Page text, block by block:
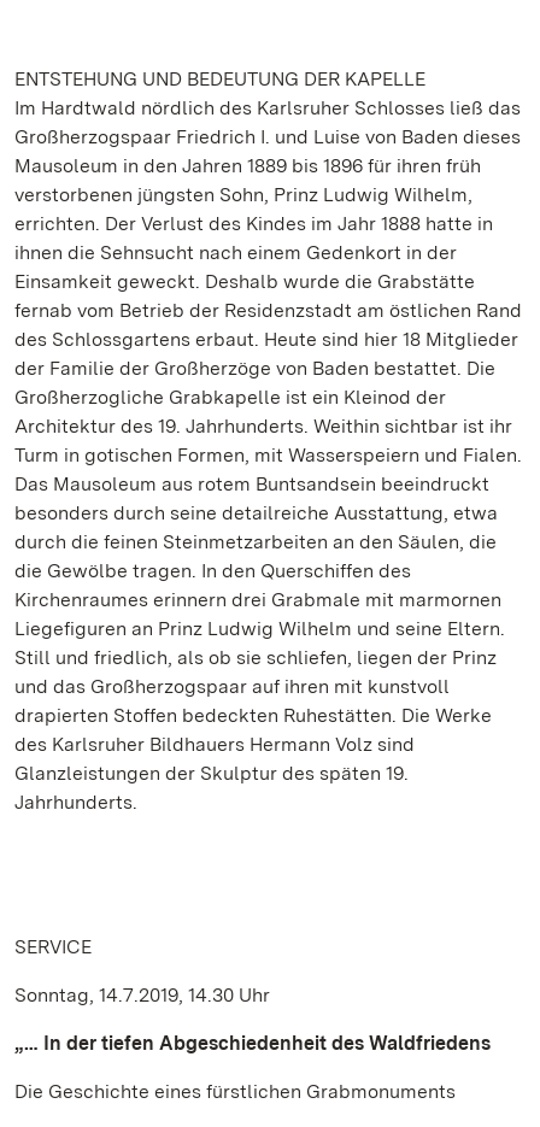
ENTSTEHUNG UND BEDEUTUNG DER KAPELLE
Im Hardtwald nördlich des Karlsruher Schlosses ließ das
Großherzogspaar Friedrich I. und Luise von Baden dieses
Mausoleum in den Jahren 1889 bis 1896 für ihren früh
verstorbenen jüngsten Sohn, Prinz Ludwig Wilhelm,
errichten. Der Verlust des Kindes im Jahr 1888 hatte in
ihnen die Sehnsucht nach einem Gedenkort in der
Einsamkeit geweckt. Deshalb wurde die Grabstätte
fernab vom Betrieb der Residenzstadt am östlichen Rand
des Schlossgartens erbaut. Heute sind hier 18 Mitglieder
der Familie der Großherzöge von Baden bestattet. Die
Großherzogliche Grabkapelle ist ein Kleinod der
Architektur des 19. Jahrhunderts. Weithin sichtbar ist ihr
Turm in gotischen Formen, mit Wasserspeiern und Fialen.
Das Mausoleum aus rotem Buntsandsein beeindruckt
besonders durch seine detailreiche Ausstattung, etwa
durch die feinen Steinmetzarbeiten an den Säulen, die
die Gewölbe tragen. In den Querschiffen des
Kirchenraumes erinnern drei Grabmale mit marmornen
Liegefiguren an Prinz Ludwig Wilhelm und seine Eltern.
Still und friedlich, als ob sie schliefen, liegen der Prinz
und das Großherzogspaar auf ihren mit kunstvoll
drapierten Stoffen bedeckten Ruhestätten. Die Werke
des Karlsruher Bildhauers Hermann Volz sind
Glanzleistungen der Skulptur des späten 19.
Jahrhunderts.
SERVICE
Sonntag, 14.7.2019, 14.30 Uhr
„… In der tiefen Abgeschiedenheit des Waldfriedens
Die Geschichte eines fürstlichen Grabmonuments